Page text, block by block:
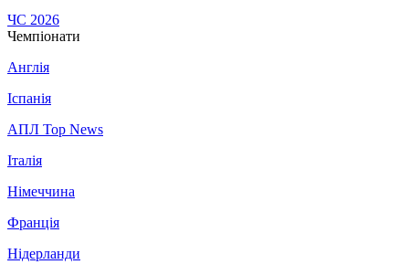
ЧС 2026
Чемпіонати
Англія
Іспанія
АПЛ Top News
Італія
Німеччина
Франція
Нідерланди